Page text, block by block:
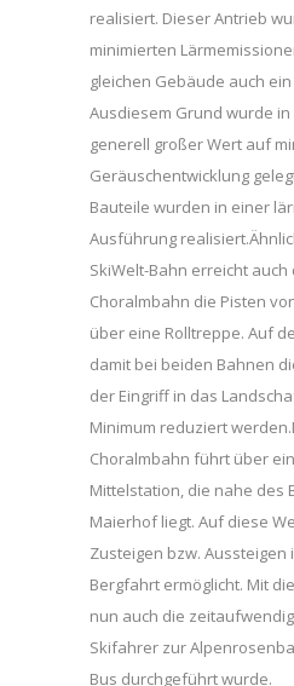
realisiert. Dieser Antrieb
minimierten
gleichen Gebäude auch
Ausdiesem Grund wurde
generell großer Wert auf
Geräuschentwicklung
Bauteile wurden in einer
Ausführung
SkiWelt-Bahn erreicht
Choralmbahn die Pisten
über eine Rolltreppe. Auf
damit bei beiden Bahnen
der Eingriff in das
Minimum reduziert
Choralmbahn führt über
Mittelstation, die nahe des
Maierhof liegt. Auf diese
Zusteigen bzw. Aussteigen
Bergfahrt ermöglicht. Mit
nun auch die
Skifahrer zur
Bus durchgeführt wurde.